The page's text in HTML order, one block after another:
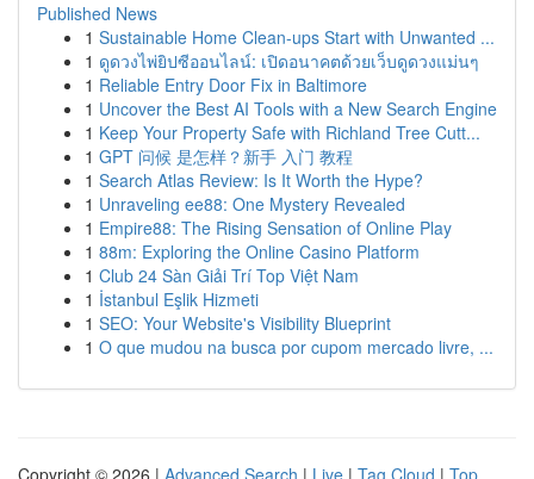
Published News
1 Sustainable Home Clean-ups Start with Unwanted ...
1 ดูดวงไพ่ยิปซีออนไลน์: เปิดอนาคตด้วยเว็บดูดวงแม่นๆ
1 Reliable Entry Door Fix in Baltimore
1 Uncover the Best AI Tools with a New Search Engine
1 Keep Your Property Safe with Richland Tree Cutt...
1 GPT 问候 是怎样？新手 入门 教程
1 Search Atlas Review: Is It Worth the Hype?
1 Unraveling ee88: One Mystery Revealed
1 Empire88: The Rising Sensation of Online Play
1 88m: Exploring the Online Casino Platform
1 Club 24 Sàn Giải Trí Top Việt Nam
1 İstanbul Eşlik Hizmeti
1 SEO: Your Website's Visibility Blueprint
1 O que mudou na busca por cupom mercado livre, ...
Copyright © 2026 | Advanced Search | Live | Tag Cloud | Top